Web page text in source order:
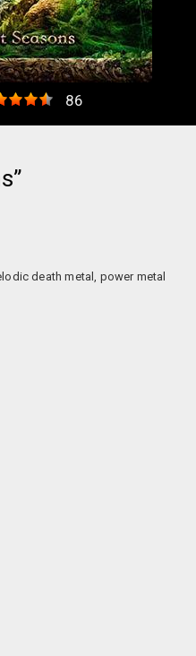
86
death metal, power metal